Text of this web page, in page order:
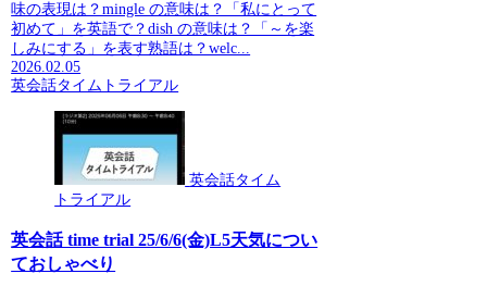
味の表現は？mingle の意味は？「私にとって
初めて」を英語で？dish の意味は？「～を楽
しみにする」を表す熟語は？welc...
2026.02.05
英会話タイムトライアル
英会話タイム
トライアル
英会話 time trial 25/6/6(金)L5天気につい
ておしゃべり